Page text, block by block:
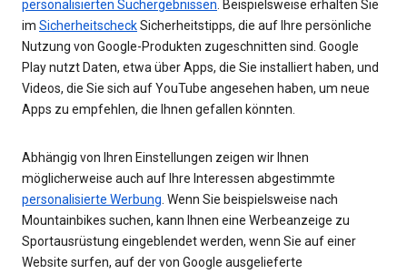
personalisierten Suchergebnissen . Beispielsweise erhalten Sie
im SicherheitscheckSicherheitstipps, die auf Ihre persönliche
Nutzung von Google-Produkten zugeschnitten sind. Google
Play nutzt Daten, etwa über Apps, die Sie installiert haben, und
Videos, die Sie sich auf YouTube angesehen haben, um neue
Apps zu empfehlen, die Ihnen gefallen könnten.
Abhängig von Ihren Einstellungen zeigen wir Ihnen
möglicherweise auch auf Ihre Interessen abgestimmte
personalisierte Werbung . Wenn Sie beispielsweise nach
Mountainbikes suchen, kann Ihnen eine Werbeanzeige zu
Sportausrüstung eingeblendet werden, wenn Sie auf einer
Website surfen, auf der von Google ausgelieferte